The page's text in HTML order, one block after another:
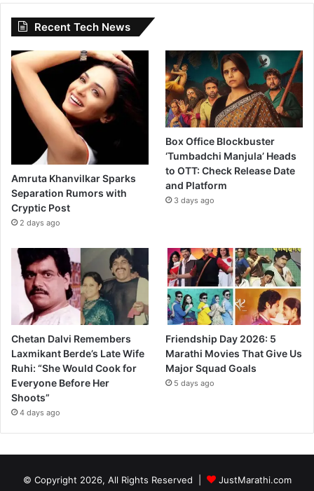
Recent Tech News
Amruta Khanvilkar Sparks
Separation Rumors with
Cryptic Post
2 days ago
Box Office Blockbuster
‘Tumbadchi Manjula’ Heads
to OTT: Check Release Date
and Platform
3 days ago
Chetan Dalvi Remembers
Laxmikant Berde’s Late Wife
Ruhi: “She Would Cook for
Everyone Before Her
Shoots”
4 days ago
Friendship Day 2026: 5
Marathi Movies That Give Us
Major Squad Goals
5 days ago
© Copyright 2026, All Rights Reserved | JustMarathi.com